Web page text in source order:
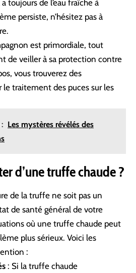
toujours de l’eau fraîche à
persiste, n’hésitez pas à
est primordiale, tout
de veiller à sa protection contre
vous trouverez des
le traitement des puces sur les
Les mystères révélés des
d’une truffe chaude ?
de la truffe ne soit pas un
de santé général de votre
où une truffe chaude peut
plus sérieux. Voici les
:
: Si la truffe chaude